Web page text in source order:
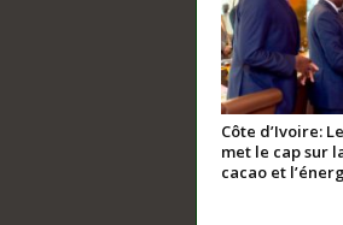
Côte d’Ivoire:
met le cap sur
cacao et